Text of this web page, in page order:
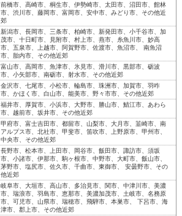
前橋市、高崎市、桐生市、伊勢崎市、太田市、沼田市、館林
市、渋川市、藤岡市、富岡市、安中市、みどり市、その他近
郊
新潟市、長岡市、三条市、柏崎市、新発田市、小千谷市、加
茂市、十日町市、見附市、村上市、燕市、糸魚川市、妙高
市、五泉市、上越市、阿賀野市、佐渡市、魚沼市、 南魚沼
市、胎内市、その他近郊
富山市、高岡市、魚津市、氷見市、滑川市、黒部市、砺波
市、小矢部市、南砺市、射水市、その他近郊
金沢市、七尾市、小松市、輪島市、珠洲市、加賀市、羽咋
市、かほく市、白山市、能美市、野々市市、その他近郊
福井市、厚賀市、小浜市、大野市、勝山市、鯖江市、あわら
市、越前市、坂井市、その他近郊
甲府市、富士吉田市、都留市、山梨市、大月市、韮崎市、南
アルプス市、北社市、甲斐市、笛吹市、上野原市、甲州市、
中央市、その他近郊
長野市、松本市、上田市、岡谷市、飯田市、諏訪市、須坂
市、小諸市、伊那市、駒ヶ根市、中野市、大町市、飯山市、
茅野市、塩尻市、佐久市、千曲市、東御市、 安曇野市、その
他近郊
岐阜市、大垣市、高山市、多治見市、関市、中津川市、美濃
市、瑞浪市、羽島市、恵那市、美濃加茂市、土岐市、名務原
市、可児市、山県市、瑞穂市、飛騨市、本巣市、 下呂市、海
津市、郡上市、その他近郊